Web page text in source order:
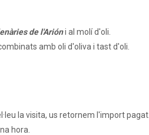
de l'Arióni al molí d'oli.
amb oli d'oliva i tast d'oli.
la visita, us retornem l'import pagat.
hora.